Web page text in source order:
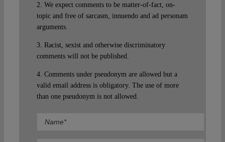
2. We expect comments to be matter-of-fact, on-
topic and free of sarcasm, innuendo and ad personam
arguments.
3. Racist, sexist and otherwise discriminatory
comments will not be published.
4. Comments under pseudonym are allowed but a
valid email address is obligatory. The use of more
than one pseudonym is not allowed.